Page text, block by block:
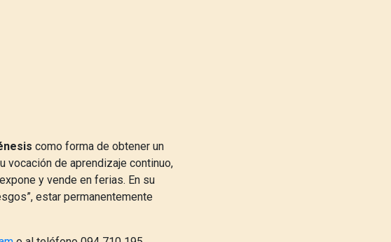
como forma de obtener un
vocación de aprendizaje continuo,
y vende en ferias. En su
estar permanentemente